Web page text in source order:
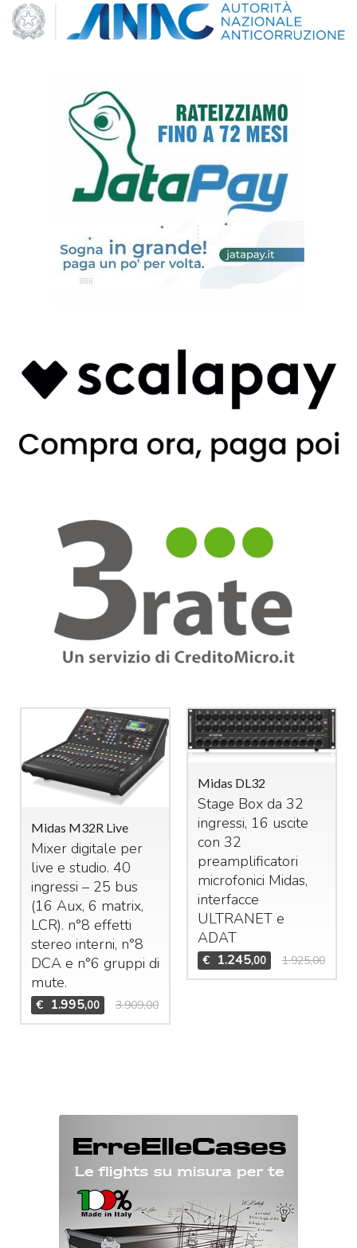
Midas M32R Live
Mixer digitale per
live e studio. 40
ingressi – 25 bus
(16 Aux, 6 matrix,
LCR). n°8 effetti
stereo interni, n°8
DCAe n°6 gruppi di
mute.
€ 1.995,00 3.909,00
Midas DL32
Stage Box da 32
ingressi, 16 uscite
con 32
preamplificatori
microfonici Midas,
interfacce
ULTRANETe
ADAT
€ 1.245,00 1.925,00